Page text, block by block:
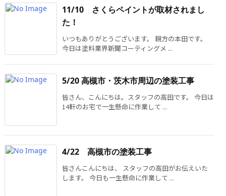
11/10 さくらペイントが取材されまし
た！
いつもありがとうございます。 親方の本田です。
今日は塗料業界新聞コーティングメ ...
5/20 高槻市・茨木市周辺の塗装工事
皆さん、こんにちは。スタッフの高田です。 今日は
14軒のお宅で一生懸命に作業して ...
4/22 高槻市の塗装工事
皆さんこんにちは、 スタッフの高田がお伝えいた
します。 今日も一生懸命に作業して ...